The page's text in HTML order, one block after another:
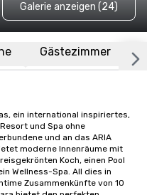
Galerie anzeigen (24)
Gästezimmer
ein international inspiriertes,
und Spa ohne
und an das ARIA
moderne Innenräume mit
Koch, einen Pool
Wellness-Spa. All dies in
Zusammenkünfte von 10